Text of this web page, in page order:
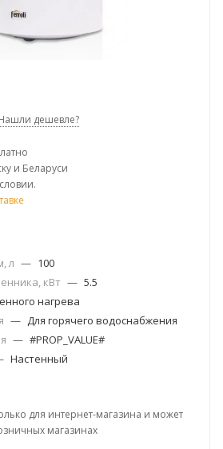
дешевле?
и Беларуси
л — 100
кВт — 5.5
нагрева
— Для горячего водоснабжения
— #PROP_VALUE#
Настенный
для интернет-магазина и может
магазинах